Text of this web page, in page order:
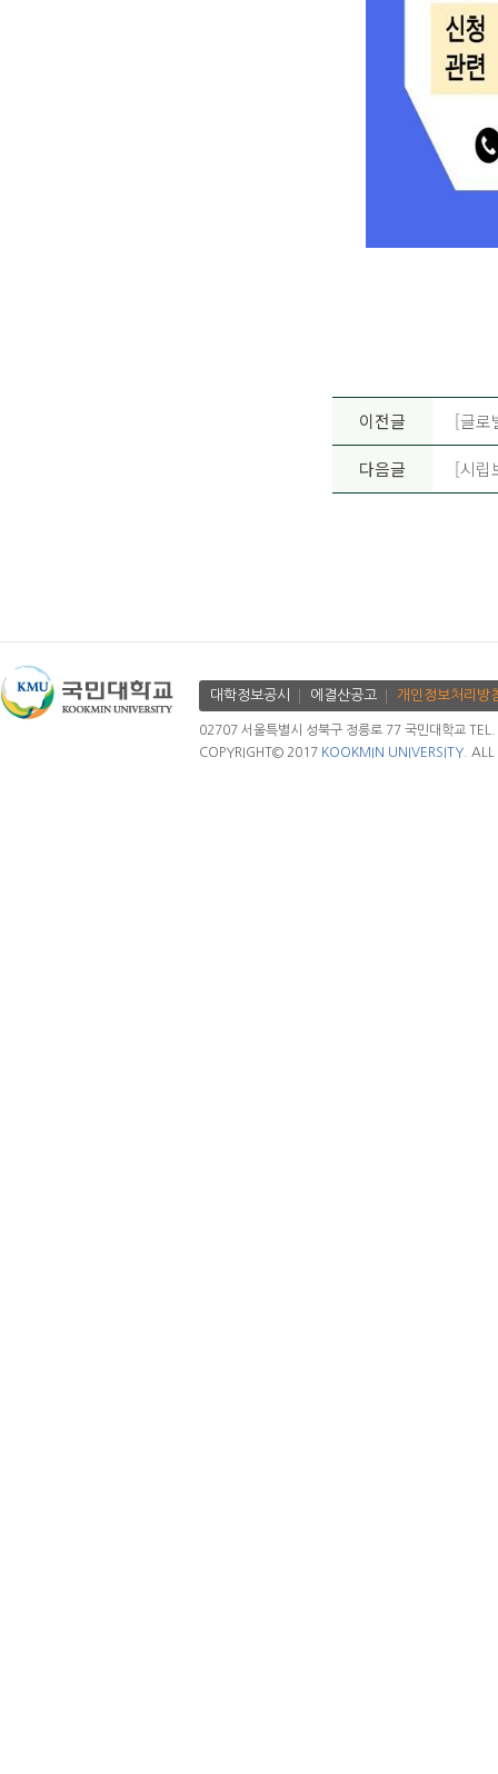
이전글 [글로
다음글 [시립
대학정보공시 에결산공고 개인정보처리방
02707 서울특별시 성북구 정릉로 77 국민대학교
COPYRIGHT© 2017 KOOKMIN UNIVERSITY. ALL